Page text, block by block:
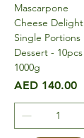
Mascarpone
Cheese Delight
Single Portions
Dessert - 10pcs
1000g
मूल्य
AED 140.00